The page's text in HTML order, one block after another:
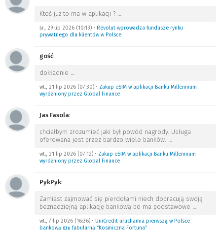
Ktoś już to ma w aplikacji ? …
śr., 29 lip 2026 (10:13) • Revolut wprowadza fundusze rynku
prywatnego dla klientów w Polsce
gość:
dokładnie …
wt., 21 lip 2026 (07:30) • Zakup eSIM w aplikacji Banku Millennium
wyróżniony przez Global Finance
Jas Fasola:
chciałbym zrozumieć jaki był powód nagrody. Usługa
oferowana jest przez bardzo wiele banków. …
wt., 21 lip 2026 (07:12) • Zakup eSIM w aplikacji Banku Millennium
wyróżniony przez Global Finance
PykPyk:
Zamiast zajmować się pierdołami niech dopracują swoją
beznadziejną aplikację bankową bo ma podstawowe …
wt., 7 lip 2026 (16:36) • UniCredit uruchamia pierwszą w Polsce
bankową grę fabularną “Kosmiczna Fortuna”